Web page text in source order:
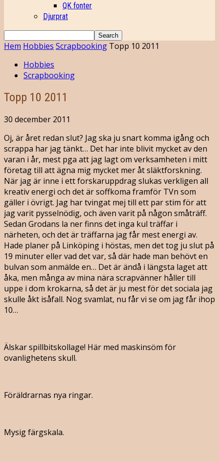
QK fonter
Djurprat
Hem Hobbies Scrapbooking Topp 10 2011
Hobbies
Scrapbooking
Topp 10 2011
30 december 2011
Oj, är året redan slut? Jag ska ju snart komma igång och
scrappa har jag tänkt… Det har inte blivit mycket av den
varan i år, mest pga att jag lagt om verksamheten i mitt
företag till att ägna mig mycket mer åt släktforskning.
När jag är inne i ett forskaruppdrag slukas verkligen all
kreativ energi och det är soffkoma framför TVn som
gäller i övrigt. Jag har tvingat mej till ett par stim för att
jag varit pysselnödig, och även varit på någon småträff.
Sedan Grodans la ner finns det inga kul träffar i
närheten, och det är träffarna jag får mest energi av.
Hade planer på Linköping i höstas, men det tog ju slut på
19 minuter eller vad det var, så där hade man behövt en
bulvan som anmälde en… Det är ändå i längsta laget att
åka, men många av mina nära scrapvänner håller till
uppe i dom krokarna, så det är ju mest för det sociala jag
skulle åkt isåfall. Nog svamlat, nu får vi se om jag får ihop
10…
Älskar spillbitskollage! Här med maskinsöm för
ovanlighetens skull.
Föräldrarnas nya ringar.
Mysig färgskala.